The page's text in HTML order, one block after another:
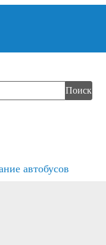
Поиск
автобусов